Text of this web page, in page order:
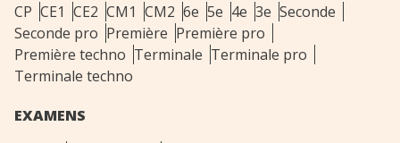
CP CE1 CE2 CM1 CM2 6e 5e 4e 3e Seconde
Seconde pro Première Première pro
Première techno Terminale Terminale pro
Terminale techno
EXAMENS